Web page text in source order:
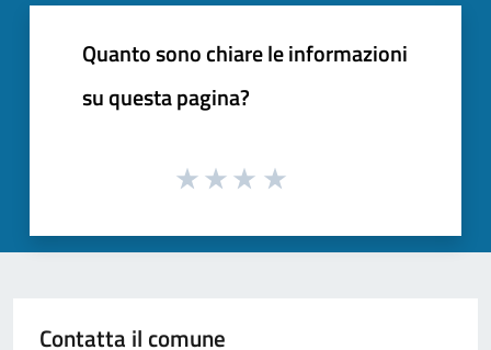
Quanto sono chiare le informazioni
su questa pagina?
Contatta il comune